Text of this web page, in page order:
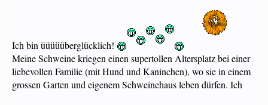
Ich bin üüüüüberglücklich!
Meine Schweine kriegen einen supertollen Altersplatz bei einer
liebevollen Familie (mit Hund und Kaninchen), wo sie in einem
grossen Garten und eigenem Schweinehaus leben dürfen. Ich